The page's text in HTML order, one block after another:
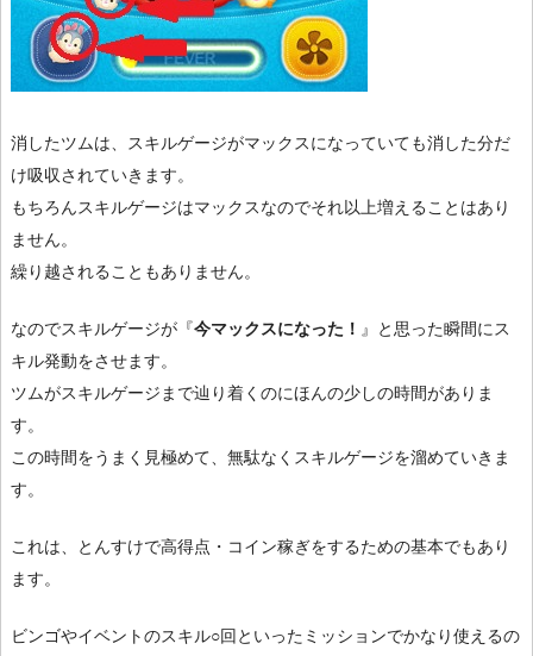
消したツムは、スキルゲージがマックスになっていても消した分だ
け吸収されていきます。
もちろんスキルゲージはマックスなのでそれ以上増えることはあり
ません。
繰り越されることもありません。
なのでスキルゲージが『今マックスになった！ 』と思った瞬間にス
キル発動をさせます。
ツムがスキルゲージまで辿り着くのにほんの少しの時間がありま
す。
この時間をうまく見極めて、無駄なくスキルゲージを溜めていきま
す。
これは、とんすけで高得点・コイン稼ぎをするための基本でもあり
ます。
ビンゴやイベントのスキル○回といったミッションでかなり使えるの